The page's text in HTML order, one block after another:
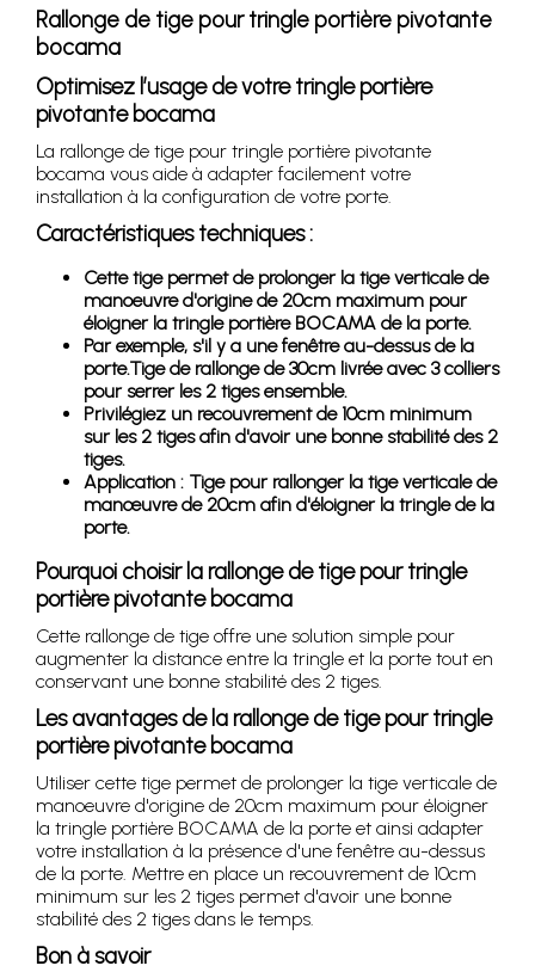
Rallonge de tige pour tringle portière pivotante
bocama
Optimisez l’usage de votre tringle portière
pivotante bocama
La rallonge de tige pour tringle portière pivotante
bocama vous aide à adapter facilement votre
installation à la configuration de votre porte.
Caractéristiques techniques :
Cette tige permet de prolonger la tige verticale de
manoeuvre d'origine de 20cm maximum pour
éloigner la tringle portière BOCAMA de la porte.
Par exemple, s'il y a une fenêtre au-dessus de la
porte.Tige de rallonge de 30cm livrée avec 3 colliers
pour serrer les 2 tiges ensemble.
Privilégiez un recouvrement de 10cm minimum
sur les 2 tiges afin d'avoir une bonne stabilité des 2
tiges.
Application : Tige pour rallonger la tige verticale de
manœuvre de 20cm afin d'éloigner la tringle de la
porte.
Pourquoi choisir la rallonge de tige pour tringle
portière pivotante bocama
Cette rallonge de tige offre une solution simple pour
augmenter la distance entre la tringle et la porte tout en
conservant une bonne stabilité des 2 tiges.
Les avantages de la rallonge de tige pour tringle
portière pivotante bocama
Utiliser cette tige permet de prolonger la tige verticale de
manoeuvre d'origine de 20cm maximum pour éloigner
la tringle portière BOCAMA de la porte et ainsi adapter
votre installation à la présence d'une fenêtre au-dessus
de la porte. Mettre en place un recouvrement de 10cm
minimum sur les 2 tiges permet d'avoir une bonne
stabilité des 2 tiges dans le temps.
Bon à savoir